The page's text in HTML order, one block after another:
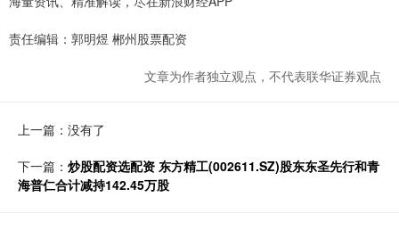
责任编辑：郭明煜 郴州股票配资
文章为作者独立观点，不代表联华证券观点
上一篇：没有了
下一篇： 炒股配资选配资 东方精工(002611.SZ)股东东圣先行和青
海普仁合计减持142.45万股